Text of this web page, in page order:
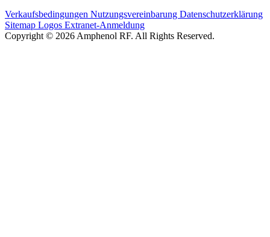
Verkaufsbedingungen Nutzungsvereinbarung Datenschutzerklärung
Sitemap Logos Extranet-Anmeldung
Copyright © 2026 Amphenol RF. All Rights Reserved.